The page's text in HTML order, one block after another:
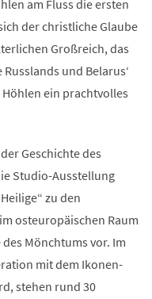
am Fluss die ersten
der christliche Glaube
Großreich, das
und Belarus‘
ein prachtvolles
Geschichte des
Studio-Ausstellung
zu den
osteuropäischen Raum
Mönchtums vor. Im
mit dem Ikonen-
stehen rund 30